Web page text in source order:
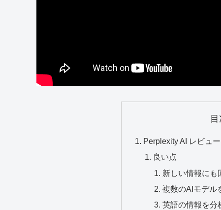
Perplexity AI レビュー
良い点
新しい情報にも
複数のAIモデル
英語の情報を分